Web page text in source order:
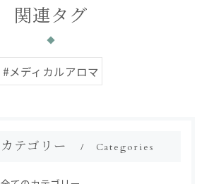
関連タグ
#メディカルアロマ
カテゴリー Categories